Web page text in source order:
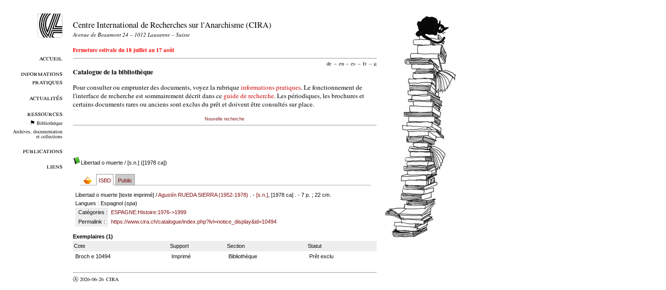
accueil
informations
pratiques
actualités
ressources
Bibliothèque
Archives, documentation
et collections
publications
liens
Centre International de Recherches sur l'Anarchisme (CIRA)
Avenue de Beaumont 24 – 1012 Lausanne – Suisse
Fermeture estivale du 18 juillet au 17 août
de – en – es – fr – it
Catalogue de la bibliothèque
Pour consulter ou emprunter des documents, voyez la rubriqueinformations pratiques. Le fonctionnement de
l'interface de recherche est sommairement décrit dans ce guide de recherche. Les périodiques, les brochures et
certains documents rares ou anciens sont exclus du prêt et doivent être consultés sur place.
Nouvelle recherche
Libertad o muerte/ [s.n.] ([1978 ca])
ISBD Public
Libertad o muerte [texte imprimé] /Agustín RUEDA SIERRA (1952-1978) . -[s.n.] , [1978 ca] . - 7 p. ; 22 cm.
Langues : Espagnol (spa)
Catégories :
ESPAGNE:Histoire:1976->1999
Permalink :
https://www.cira.ch/catalogue/index.php?lvl=notice_display&id=10494
Exemplaires (1)
Cote
Support Section
Statut
Broch e 10494
Imprimé Bibliothèque Prêt exclu
Ⓐ 2026-06-26 CIRA